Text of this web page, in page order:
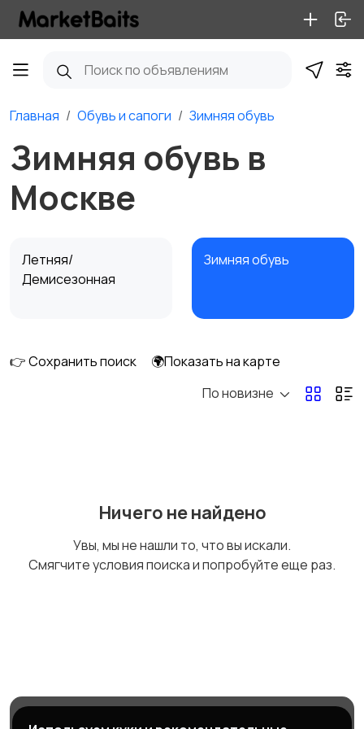
Главная Обувь и сапоги Зимняя обувь
Зимняя обувь в
Москве
Летняя/
Демисезонная
Зимняя обувь
👉 Сохранить поиск
🌍Показать на карте
По новизне
Ничего не найдено
Увы, мы не нашли то, что вы искали.
Смягчите условия поиска и попробуйте еще раз.
Магазины